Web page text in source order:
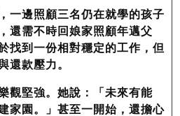
一邊照顧三名仍在就學的孩子
還需不時回娘家照顧年邁父
找到一份相對穩定的工作，但
還款壓力。
觀堅強。她說：「未來有能
家園。」甚至一開始，還擔心